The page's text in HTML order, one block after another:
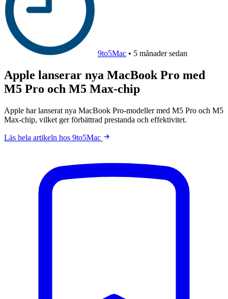
9to5Mac • 5 månader sedan
Apple lanserar nya MacBook Pro med
M5 Pro och M5 Max-chip
Apple har lanserat nya MacBook Pro-modeller med M5 Pro och M5
Max-chip, vilket ger förbättrad prestanda och effektivitet.
Läs hela artikeln hos 9to5Mac